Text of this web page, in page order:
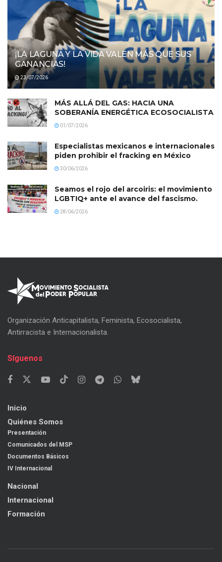
¡LA LAGUNA Y LA VIDA VALEN MÁS QUE SUS
GANANCIAS!
23/07/2026
MÁS ALLÁ DEL GAS: HACIA UNA
SOBERANÍA ENERGÉTICA ECOSOCIALISTA
01/07/2026
Especialistas mexicanos e internacionales
piden prohibir el fracking en México
30/06/2026
Seamos el rojo del arcoiris: el movimiento
LGBTIQ+ ante el avance del fascismo.
28/06/2026
Organización Anticapitalista, Feminista, Ecosocialista,
Antirracista e Internacionalista.
Síguenos
Inicio
Quiénes Somos
Presentación
Comunicados del MSP
Documentos Básicos
IV Internacional
Nacional
Internacional
Formación